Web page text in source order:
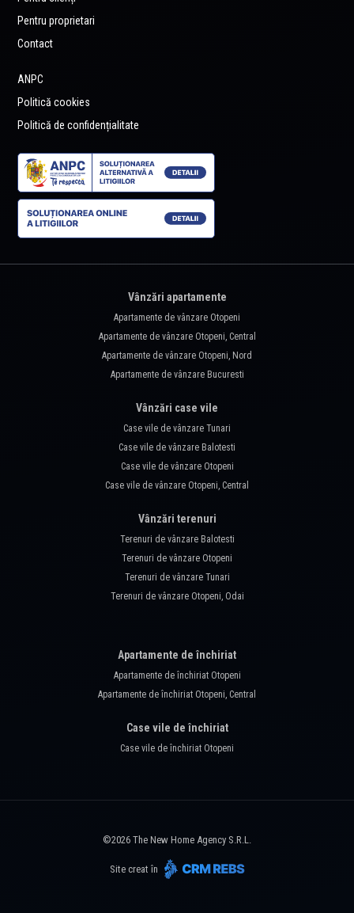
Pentru proprietari
Contact
ANPC
Politică cookies
Politică de confidențialitate
Vânzări apartamente
Apartamente de vânzare Otopeni
Apartamente de vânzare Otopeni, Central
Apartamente de vânzare Otopeni, Nord
Apartamente de vânzare Bucuresti
Vânzări case vile
Case vile de vânzare Tunari
Case vile de vânzare Balotesti
Case vile de vânzare Otopeni
Case vile de vânzare Otopeni, Central
Vânzări terenuri
Terenuri de vânzare Balotesti
Terenuri de vânzare Otopeni
Terenuri de vânzare Tunari
Terenuri de vânzare Otopeni, Odai
Apartamente de închiriat
Apartamente de închiriat Otopeni
Apartamente de închiriat Otopeni, Central
Case vile de închiriat
Case vile de închiriat Otopeni
©2026 The New Home Agency S.R.L.
Site creat în